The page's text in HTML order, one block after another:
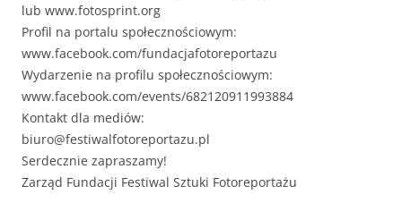
lub www.fotosprint.org
Pro­fil na por­talu społecznościowym:
www.facebook.com/fundacjafotoreportazu
Wydarze­nie na pro­filu społecznościowym:
www.facebook.com/events/682120911993884
Kon­takt dla mediów:
biuro@festiwalfotoreportazu.pl
Serdecznie zapraszamy!
Zarząd Fun­dacji Fes­ti­w­al Sztu­ki Fotoreportażu